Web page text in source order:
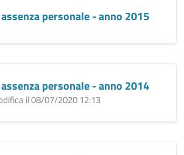
personale - anno 2015
personale - anno 2014
il 08/07/2020 12:13